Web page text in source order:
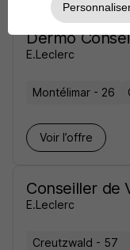
Conseiller
Dermo
E.Leclerc
Montélimar - 26
Voir l’offre
Conseiller de
E.Leclerc
Creutzwald - 57